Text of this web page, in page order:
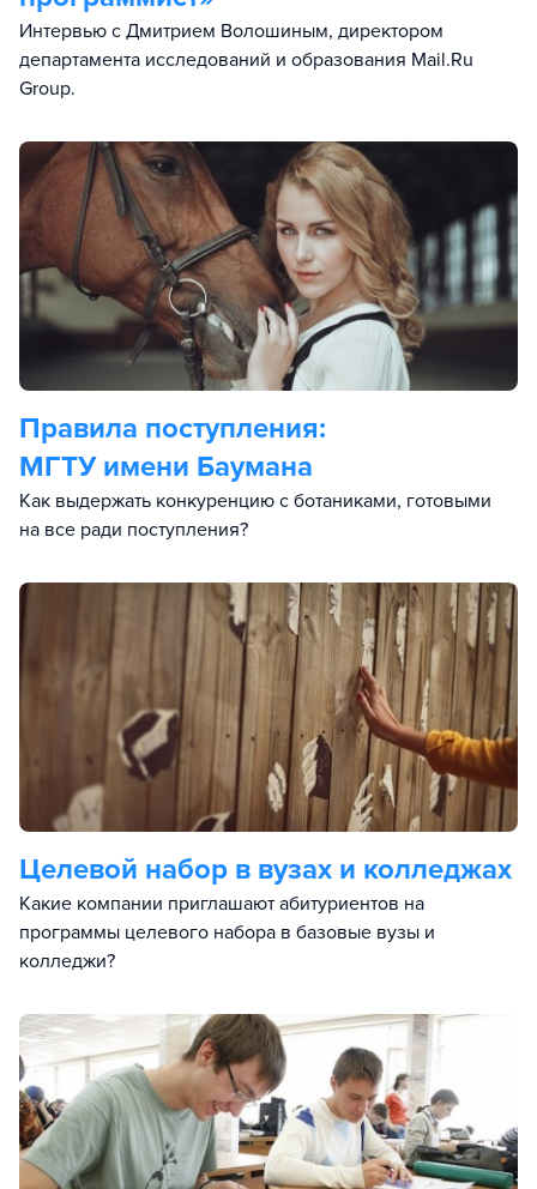
Интервью с Дмитрием Волошиным, директором
департамента исследований и образования Mail.Ru
Group.
Правила поступления:
МГТУ имени Баумана
Как выдержать конкуренцию с ботаниками, готовыми
на все ради поступления?
Целевой набор в вузах и колледжах
Какие компании приглашают абитуриентов на
программы целевого набора в базовые вузы и
колледжи?